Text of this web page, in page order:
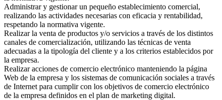
Administrar y gestionar un pequeño establecimiento comercial,
realizando las actividades necesarias con eficacia y rentabilidad,
respetando la normativa vigente.
Realizar la venta de productos y/o servicios a través de los distintos
canales de comercialización, utilizando las técnicas de venta
adecuadas a la tipología del cliente y a los criterios establecidos por
la empresa.
Realizar acciones de comercio electrónico manteniendo la página
Web de la empresa y los sistemas de comunicación sociales a través
de Internet para cumplir con los objetivos de comercio electrónico
de la empresa definidos en el plan de marketing digital.